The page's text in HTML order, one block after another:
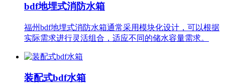
bdf地埋式消防水箱
福州bdf地埋式消防水箱通常采用模块化设计，可以根据
实际需求进行灵活组合，适应不同的储水容量需求。
装配式bdf水箱